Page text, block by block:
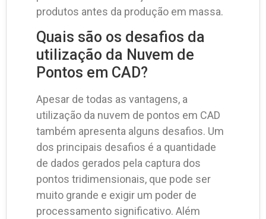
produtos antes da produção em massa.
Quais são os desafios da
utilização da Nuvem de
Pontos em CAD?
Apesar de todas as vantagens, a
utilização da nuvem de pontos em CAD
também apresenta alguns desafios. Um
dos principais desafios é a quantidade
de dados gerados pela captura dos
pontos tridimensionais, que pode ser
muito grande e exigir um poder de
processamento significativo. Além